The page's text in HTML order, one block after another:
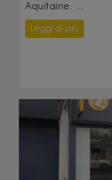
Aquitaine. ...
Leggi di più